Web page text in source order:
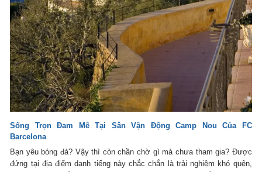
Sống Trọn Đam Mê Tại Sân Vận Động Camp Nou Của FC
Barcelona
Bạn yêu bóng đá? Vậy thì còn chần chờ gì mà chưa tham gia? Được
đứng tại địa điểm danh tiếng này chắc chắn là trải nghiệm khó quên,